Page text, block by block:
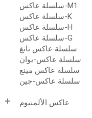
سلسلة عاكس-M1
سلسلة عاكس-K
سلسلة عاكس-H
سلسلة عاكس-G
سلسلة عاكس تانغ
سلسلة عاكس-يوان
سلسلة عاكس مينغ
سلسلة عاكس-جين
عاكس الألمنيوم